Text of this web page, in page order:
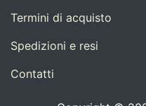
Termini di acquisto
Spedizioni e resi
Contatti